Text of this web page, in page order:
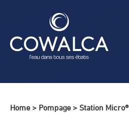
Home > Pompage > Station Micro®